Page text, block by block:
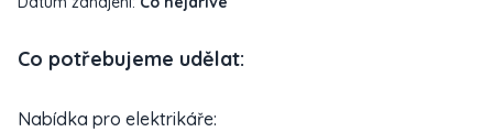
Co potřebujeme udělat:
Nabídka pro elektrikáře: